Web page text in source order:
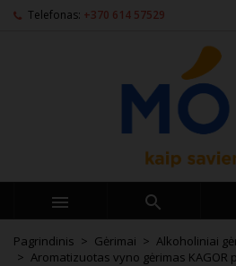
Telefonas: +370 614 57529
 
Pagrindinis Gėrimai Alkoholiniai
Aromatizuotas vyno gėrimas KAGOR